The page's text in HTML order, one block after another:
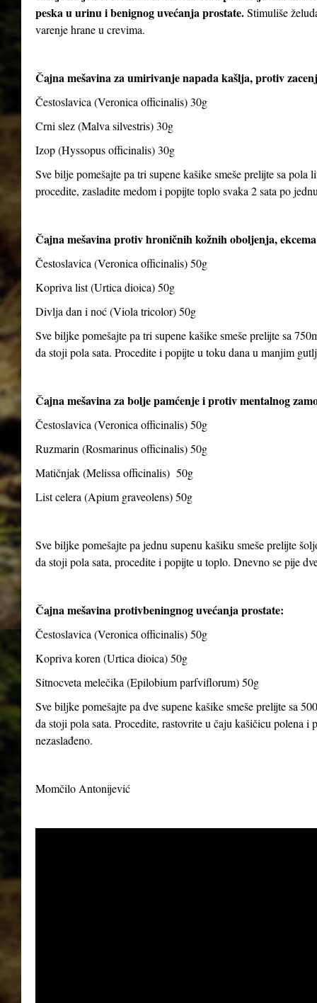
peska u urinu i benignog uvećanja prostate.Stimuliše
varenje hrane u crevima.
Čajna mešavina za umirivanje napada kašlja, protiv
Čestoslavica (Veronica officinalis) 30g
Crni slez (Malva silvestris) 30g
Izop (Hyssopus officinalis) 30g
Sve bilje pomešajte pa tri supene kašike smeše prelijte sa
procedite, zasladite medom i popijte toplo svaka 2 sata po
Čajna mešavina protiv hroničnih kožnih oboljenja,
Čestoslavica (Veronica officinalis) 50g
Kopriva list (Urtica dioica) 50g
Divlja dan i noć (Viola tricolor) 50g
Sve biljke pomešajte pa tri supene kašike smeše prelijte sa
da stoji pola sata. Procedite i popijte u toku dana u manjim
Čajna mešavina za bolje pamćenje i protiv mentalnog
Čestoslavica (Veronica officinalis) 50g
Ruzmarin (Rosmarinus officinalis) 50g
Matičnjak (Melissa officinalis) 50g
List celera (Apium graveolens) 50g
Sve biljke pomešajte pa jednu supenu kašiku smeše prelijte
da stoji pola sata, procedite i popijte u toplo. Dnevno se pije
Čajna mešavina protivbeningnog uvećanja prostate:
Čestoslavica (Veronica officinalis) 50g
Kopriva koren (Urtica dioica) 50g
Sitnocveta melečika (Epilobium parfviflorum) 50g
Sve biljke pomešajte pa dve supene kašike smeše prelijte sa
da stoji pola sata. Procedite, rastovrite u čaju kašičicu polena
nezaslađeno.
Momčilo Antonijević